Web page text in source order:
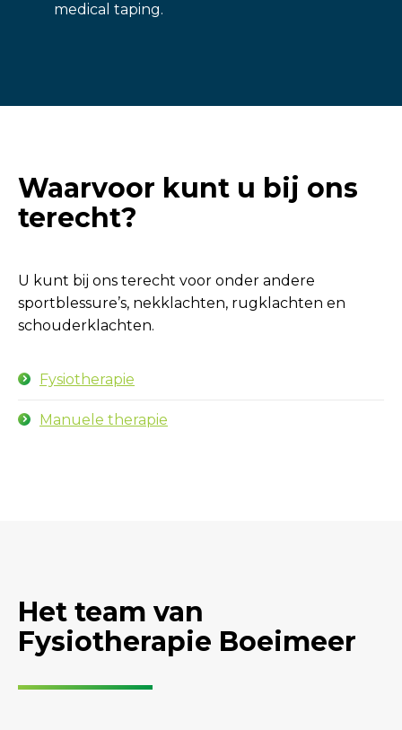
medical taping.
Waarvoor kunt u bij ons
terecht?
U kunt bij ons terecht voor onder andere
sportblessure’s, nekklachten, rugklachten en
schouderklachten.
Fysiotherapie
Manuele therapie
Het team van
Fysiotherapie Boeimeer